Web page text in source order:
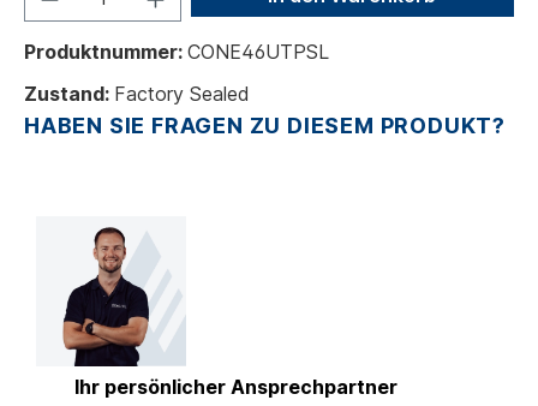
Produktnummer: CONE46UTPSL
Zustand: Factory Sealed
HABEN SIE FRAGEN ZU DIESEM PRODUKT?
Ihr persönlicher Ansprechpartner